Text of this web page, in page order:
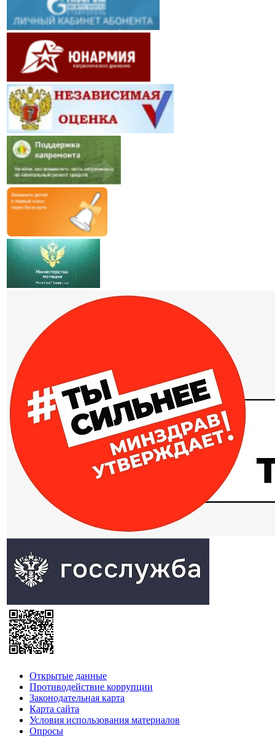
Открытые данные
Противодействие коррупции
Законодательная карта
Карта сайта
Условия использования материалов
Опросы